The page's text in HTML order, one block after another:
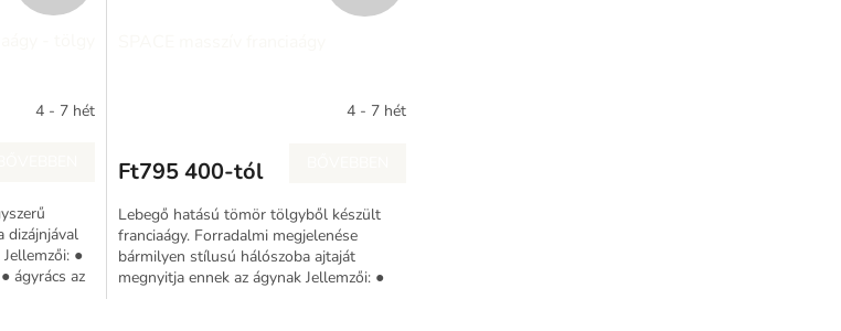
N
Y
E
S
4 - 7 hét
dizájnjával
●
ágyrács az
N
Y
4 - 7 hét
Ft795 400-tól
Lebegő hatású tömör tölgyből készült
franciaágy. Forradalmi megjelenése
bármilyen stílusú hálószoba ajtaját
megnyitja ennek az ágynak Jellemzői: ●